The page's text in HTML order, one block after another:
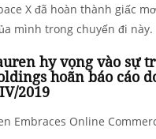
X đã hoàn thành giấc
mình trong chuyến đi này.
hy vọng vào sự
hoãn báo cáo
2019